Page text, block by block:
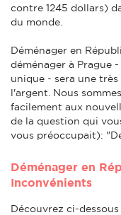
contre 1245 dollars)
du monde.
Déménager en
déménager à Prague
unique - sera une
l'argent. Nous
facilement aux
de la question qui
vous préoccupait):
Déménager en
Inconvénients
Découvrez ci-